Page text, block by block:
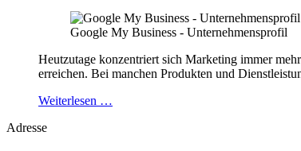
Google My Business - Unternehmensprofil
Heutzutage konzentriert sich Marketing immer
erreichen. Bei manchen Produkten und
Weiterlesen …
Adresse